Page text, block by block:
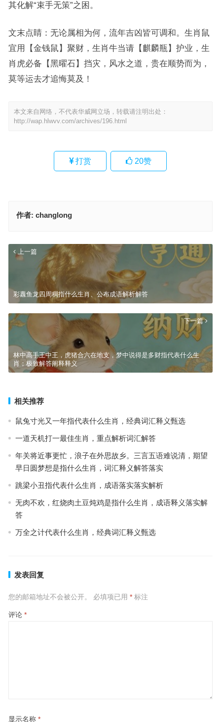
其化解“束手无策”之困。
文末点睛：无论属相为何，流年吉凶皆可调和。生肖鼠
宜用【金钱鼠】聚财，生肖牛当请【麒麟瓶】护业，生
肖虎必备【黑曜石】挡灾，风水之道，贵在顺势而为，
莫等运去才追悔莫及！
本文来自网络，不代表华威网立场，转载请注明出处：
http://wap.hlwvv.com/archives/196.html
打赏 20赞
作者: changlong
上一篇
彩纛鱼龙四周稠指什么生肖、公布成语解析解答
下一篇
林中高手王中王，虎猪合六在地支，梦中说得是多财指代表什么生
肖；极致解答阐释释义
相关推荐
鼠兔寸光又一年指代表什么生肖，经典词汇释义甄选
一道天机打一最佳生肖，重点解析词汇解答
年关将近事更忙，浪子在外思故乡。三言五语难说清，期望
早日圆梦想是指什么生肖，词汇释义解答落实
跳梁小丑指代表什么生肖，成语落实落实解析
无肉不欢，红烧肉土豆炖鸡是指什么生肖，成语释义落实解
答
万全之计代表什么生肖，经典词汇释义甄选
发表回复
您的邮箱地址不会被公开。 必填项已用 *标注
评论 *
显示名称 *